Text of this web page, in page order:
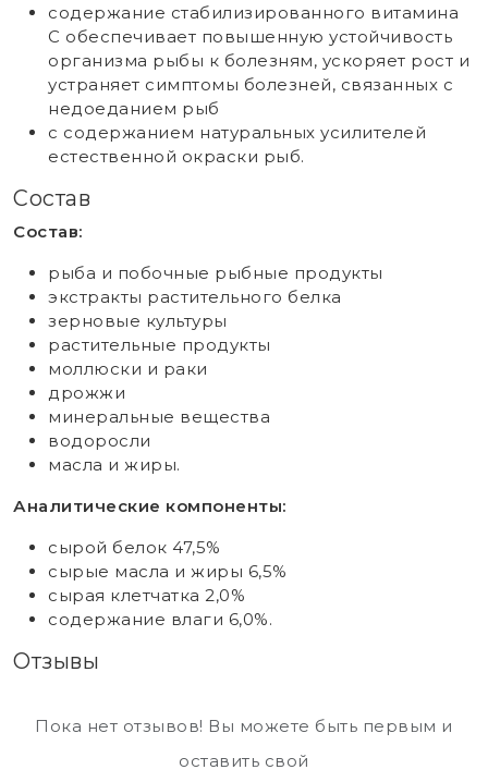
содержание стабилизированного витамина
С обеспечивает повышенную устойчивость
организма рыбы к болезням, ускоряет рост и
устраняет симптомы болезней, связанных с
недоеданием рыб
с содержанием натуральных усилителей
естественной окраски рыб.
Состав
Состав:
рыба и побочные рыбные продукты
экстракты растительного белка
зерновые культуры
растительные продукты
моллюски и раки
дрожжи
минеральные вещества
водоросли
масла и жиры.
Аналитические компоненты:
сырой белок 47,5%
сырые масла и жиры 6,5%
сырая клетчатка 2,0%
содержание влаги 6,0%.
Отзывы
Пока нет отзывов! Вы можете быть первым и
оставить свой